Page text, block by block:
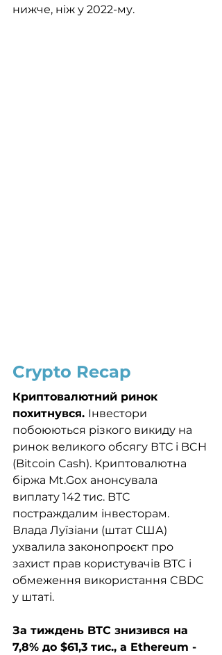
нижче, ніж у 2022-му.
Crypto Recap
Криптовалютний ринок
похитнувся. Інвестори
побоюються різкого викиду на
ринок великого обсягу ВТС і BCH
(Bitcoin Cash). Криптовалютна
біржа Mt.Gox анонсувала
виплату 142 тис. BTC
постраждалим інвесторам.
Влада Луїзіани (штат США)
ухвалила законопроєкт про
захист прав користувачів BTC і
обмеження використання CBDC
у штаті.
За тиждень BTC знизився на
7,8% до $61,3 тис., а Ethereum -